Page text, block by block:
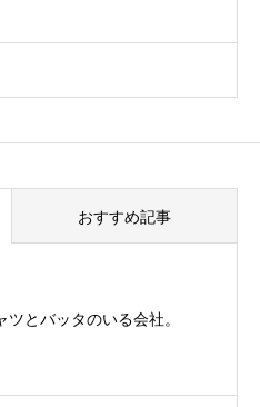
おすすめ記事
ツとバッタのいる会社。
温泉）